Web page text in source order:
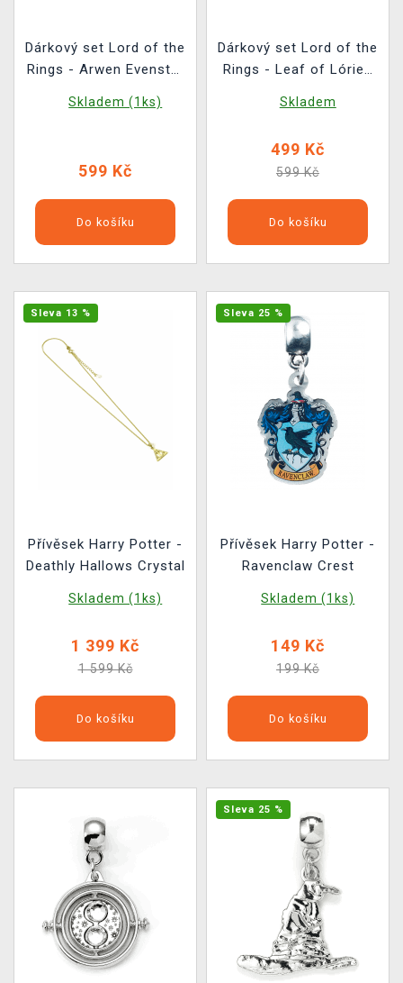
Dárkový set Lord of the
Rings - Arwen Evenstar
Skladem (1ks)
599 Kč
Do košíku
Dárkový set Lord of the
Rings - Leaf of Lórien
Skladem
499 Kč
599 Kč
Do košíku
Sleva 13 %
Přívěsek Harry Potter -
Deathly Hallows Crystal
Skladem (1ks)
1 399 Kč
1 599 Kč
Do košíku
Sleva 25 %
Přívěsek Harry Potter -
Ravenclaw Crest
Skladem (1ks)
149 Kč
199 Kč
Do košíku
Sleva 25 %